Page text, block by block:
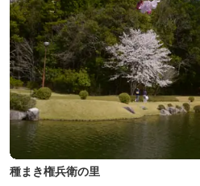
種まき権兵衛の里